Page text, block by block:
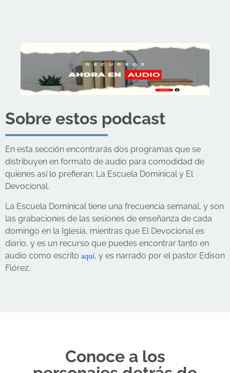
Sobre estos podcast
En esta sección encontrarás dos programas que se
distribuyen en formato de audio para comodidad de
quienes así lo prefieran: La Escuela Dominical y El
Devocional.
La Escuela Dominical tiene una frecuencia semanal, y son
las grabaciones de las sesiones de enseñanza de cada
domingo en la Iglesia, mientras que El Devocional es
diario, y es un recurso que puedes encontrar tanto en
audio como escrito aquí, y es narrado por el pastor Edison
Flórez.
Conoce a los